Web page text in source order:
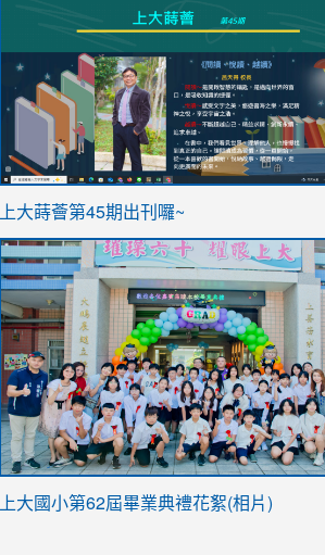
ink
https://sites.google.com/stes.tyc.edu.tw/
link
https://sites.google.com/stes.tyc.edu.tw/
上大蒔薈第45期出刊囉~
link
上大國小第62屆畢業典禮花絮(相片)